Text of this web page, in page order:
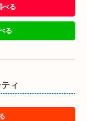
べる
る
ィ